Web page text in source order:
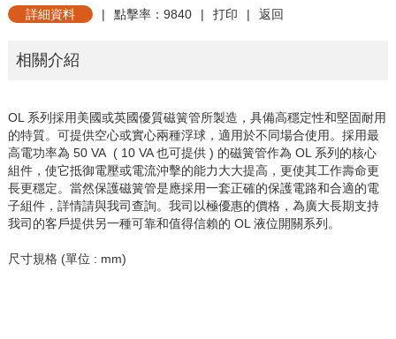
詳細資料 | 點擊率：9840 | 打印 | 返回
相關介紹
OL 系列採用美國或英國優質磁簧管所製造，具備高穩定性和堅固耐用
的特質。可提供空心或實心兩種浮球，適用於不同場合使用。採用最
高電功率為 50 VA ( 10 VA 也可提供 ) 的磁簧管作為 OL 系列的核心
組件，使它抵御電壓或電流沖擊的能力大大提高，更使其工作壽命更
長更穩定。當然保護磁簧管是應採用一套正確的保護電路和合適的電
子組件，詳情請與我司查詢。我司以極優惠的價格，為廣大長期支持
我司的客戶提供另一種可靠和值得信賴的 OL 液位開關系列。
尺寸規格 (單位 : mm)